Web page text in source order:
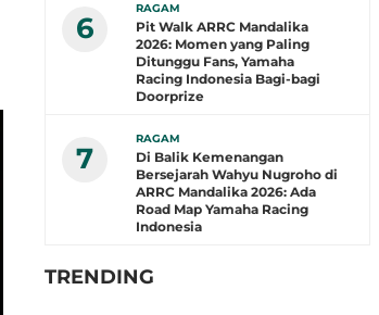
6
RAGAM
Pit Walk ARRC Mandalika
2026: Momen yang Paling
Ditunggu Fans, Yamaha
Racing Indonesia Bagi-bagi
Doorprize
7
RAGAM
Di Balik Kemenangan
Bersejarah Wahyu Nugroho di
ARRC Mandalika 2026: Ada
Road Map Yamaha Racing
Indonesia
TRENDING